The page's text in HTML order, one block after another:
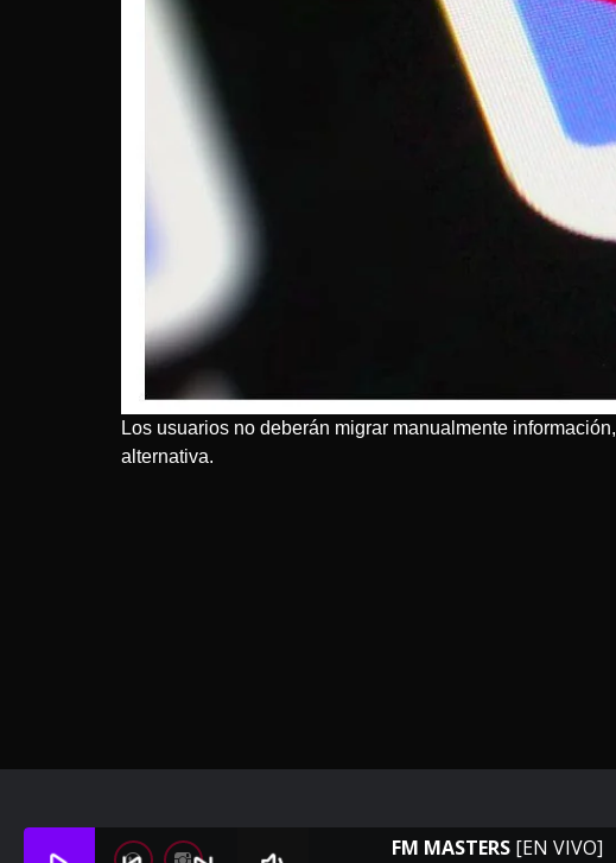
Los usuarios no deberán migrar manualmente
alternativa.
FM MASTERS [EN VIVO]